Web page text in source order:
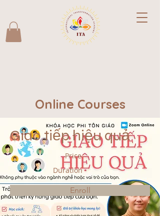
Online Courses
Giao tiếp hiệu quả
Price
Duration
Enroll